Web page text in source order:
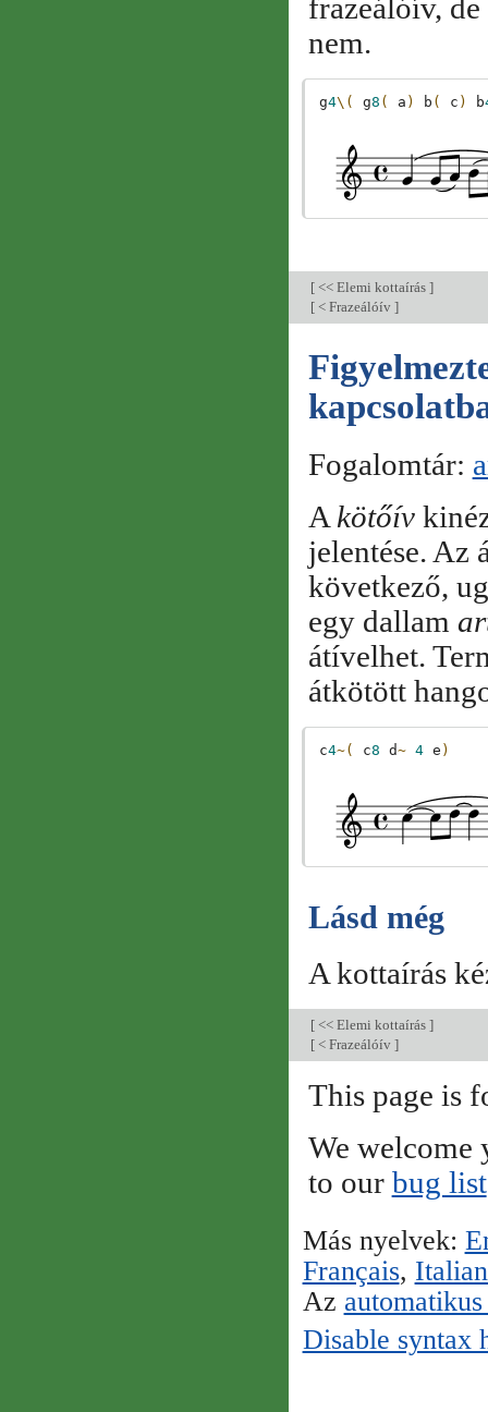
frazeálóív,
nem.
g4\( g8 ( a ) b ( c ) b
[<< Elemi kottaírás ]
[< Frazeálóív ]
Fogalomtár:
A kötőív
jelentése. Az
következő,
egy dallam
átívelhet.
átkötött
c4~( c8 d~ 4 e )
Lásd még
A kottaírás
[<< Elemi kottaírás ]
[< Frazeálóív ]
This page is
We welcome
to our bug list
Más nyelvek:
Français,
Az
Disable syntax